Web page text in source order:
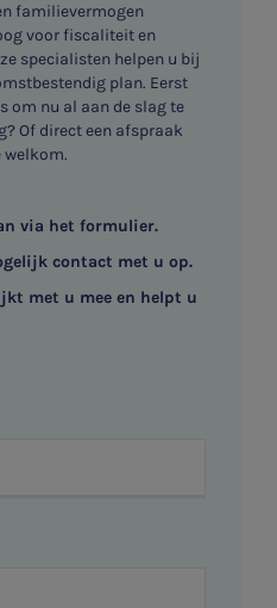
familievermogen
voor fiscaliteit en
specialisten helpen u bij
plan. Eerst
om nu al aan de slag te
Of direct een afspraak
welkom.
via het formulier.
contact met u op.
met u mee en helpt u